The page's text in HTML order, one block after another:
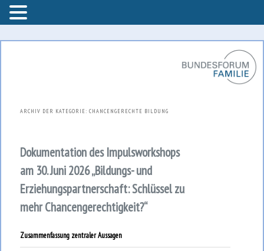
ARCHIV DER KATEGORIE:CHANCENGERECHTE BILDUNG
Dokumentation des Impulsworkshops
am 30. Juni 2026 „Bildungs- und
Erziehungspartnerschaft: Schlüssel zu
mehr Chancengerechtigkeit?“
Zusammenfassung zentraler Aussagen